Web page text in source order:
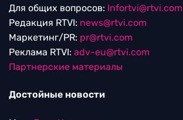
Для общих вопросов: Infortvi@rtvi.com
Редакция RTVI: news@rtvi.com
Маркетинг/PR: pr@rtvi.com
Реклама RTVI: adv-eu@rtvi.com
Партнерские материалы
Достойные новости